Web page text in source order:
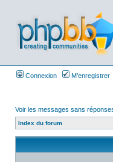
Connexion M’enregistrer
Voir les messages sans
Index du forum